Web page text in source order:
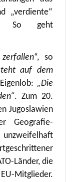
„verdiente“
So geht
“, so
auf dem
„Die
. Zum 20.
Jugoslawien
Geografie-
unzweifelhaft
Länder, die
Mitglieder.